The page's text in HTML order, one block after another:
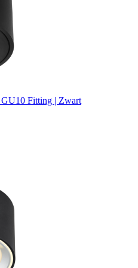
Fitting | Zwart